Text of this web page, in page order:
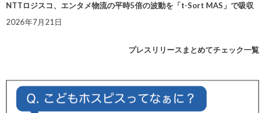
NTTロジスコ、エンタメ物流の平時5倍の波動を「t-Sort MAS」で吸収
2026年7月21日
プレスリリースまとめてチェック一覧